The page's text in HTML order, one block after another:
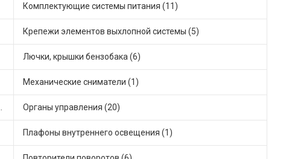
Комплектующие системы питания (11)
Крепежи элементов выхлопной системы (5)
Лючки, крышки бензобака (6)
Механические сниматели (1)
Органы управления (20)
Плафоны внутреннего освещения (1)